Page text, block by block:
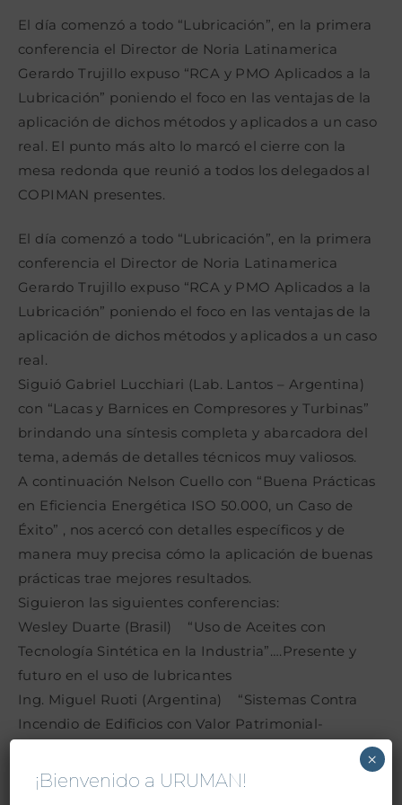
entrada:
entrada:
entrada:
El día comenzó a todo “Lubricación”, en la primera
conferencia el Director de Noria Latinamerica
Gerardo Trujillo expuso “RCA y PMO Aplicados a la
Lubricación” poniendo el foco en las ventajas de la
aplicación de dichos métodos y aplicados a un caso
real. El punto más alto lo marcó el cierre con la
mesa redonda que reunió a todos los delegados al
COPIMAN presentes.
El día comenzó a todo “Lubricación”, en la primera
conferencia el Director de Noria Latinamerica
Gerardo Trujillo expuso “RCA y PMO Aplicados a la
Lubricación” poniendo el foco en las ventajas de la
aplicación de dichos métodos y aplicados a un caso
real.
Siguió Gabriel Lucchiari (Lab. Lantos – Argentina)
con “Lacas y Barnices en Compresores y Turbinas”
brindando una síntesis completa y abarcadora del
tema, además de detalles técnicos muy valiosos.
A continuación Nelson Cuello con “Buena Prácticas
en Eficiencia Energética ISO 50.000, un Caso de
Éxito” , nos acercó con detalles específicos y de
manera muy precisa cómo la aplicación de buenas
prácticas trae mejores resultados.
Siguieron las siguientes conferencias:
Wesley Duarte (Brasil) “Uso de Aceites con
Tecnología Sintética en la Industria”….Presente y
futuro en el uso de lubricantes
Ing. Miguel Ruoti (Argentina) “Sistemas Contra
Incendio de Edificios con Valor Patrimonial-
Comisionamiento”….Aplicación de sistemas contra
incendios en los Teatro Colón (Buenos Aires) y Solís
¡Bienvenido a URUMAN!
×